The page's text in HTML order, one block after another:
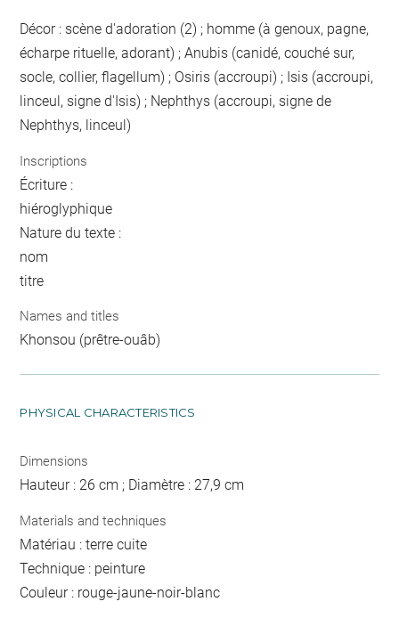
Décor : scène d'adoration (2) ; homme (à genoux, pagne,
écharpe rituelle, adorant) ; Anubis (canidé, couché sur,
socle, collier, flagellum) ; Osiris (accroupi) ; Isis (accroupi,
linceul, signe d'Isis) ; Nephthys (accroupi, signe de
Nephthys, linceul)
Inscriptions
Écriture :
hiéroglyphique
Nature du texte :
nom
titre
Names and titles
Khonsou (prêtre-ouâb)
PHYSICAL CHARACTERISTICS
Dimensions
Hauteur : 26 cm ; Diamètre : 27,9 cm
Materials and techniques
Matériau : terre cuite
Technique : peinture
Couleur : rouge-jaune-noir-blanc